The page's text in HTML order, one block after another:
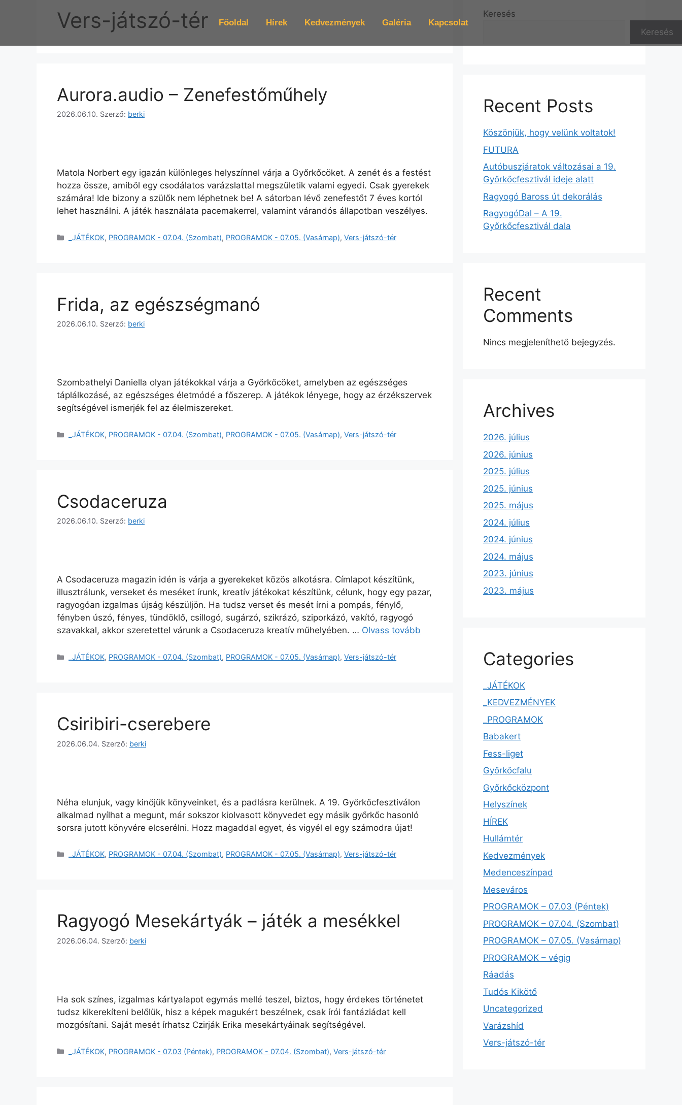
Főoldal Hírek Kedvezmények Galéria Kapcsolat
Vers-játszó-tér
Aurora.audio – Zenefestőműhely
2026.06.10. Szerző: berki
Matola Norbert egy igazán különleges helyszínnel várja a Győrkőcöket. A zenét és a festést
hozza össze, amiből egy csodálatos varázslattal megszületik valami egyedi. Csak gyerekek
számára! Ide bizony a szülők nem léphetnek be! A sátorban lévő zenefestőt 7 éves kortól
lehet használni. A játék használata pacemakerrel, valamint várandós állapotban veszélyes.
_JÁTÉKOK, PROGRAMOK - 07.04. (Szombat), PROGRAMOK - 07.05. (Vasárnap),Vers-játszó-tér
Frida, az egészségmanó
2026.06.10. Szerző: berki
Szombathelyi Daniella olyan játékokkal várja a Győrkőcöket, amelyben az egészséges
táplálkozásé, az egészséges életmódé a főszerep. A játékok lényege, hogy az érzékszervek
segítségével ismerjék fel az élelmiszereket.
_JÁTÉKOK, PROGRAMOK - 07.04. (Szombat), PROGRAMOK - 07.05. (Vasárnap),Vers-játszó-tér
Csodaceruza
2026.06.10. Szerző: berki
A Csodaceruza magazin idén is várja a gyerekeket közös alkotásra. Címlapot készítünk,
illusztrálunk, verseket és meséket írunk, kreatív játékokat készítünk, célunk, hogy egy pazar,
ragyogóan izgalmas újság készüljön. Ha tudsz verset és mesét írni a pompás, fénylő,
fényben úszó, fényes, tündöklő, csillogó, sugárzó, szikrázó, sziporkázó, vakító, ragyogó
szavakkal, akkor szeretettel várunk a Csodaceruza kreatív műhelyében. … Olvass tovább
_JÁTÉKOK, PROGRAMOK - 07.04. (Szombat), PROGRAMOK - 07.05. (Vasárnap),Vers-játszó-tér
Csiribiri-cserebere
2026.06.04. Szerző: berki
Néha elunjuk, vagy kinőjük könyveinket, és a padlásra kerülnek. A 19. Győrkőcfesztiválon
alkalmad nyílhat a megunt, már sokszor kiolvasott könyvedet egy másik győrkőc hasonló
sorsra jutott könyvére elcserélni. Hozz magaddal egyet, és vigyél el egy számodra újat!
_JÁTÉKOK, PROGRAMOK - 07.04. (Szombat), PROGRAMOK - 07.05. (Vasárnap),Vers-játszó-tér
Ragyogó Mesekártyák – játék a mesékkel
2026.06.04. Szerző: berki
Ha sok színes, izgalmas kártyalapot egymás mellé teszel, biztos, hogy érdekes történetet
tudsz kikerekíteni belőlük, hisz a képek magukért beszélnek, csak írói fantáziádat kell
mozgósítani. Saját mesét írhatsz Czirják Erika mesekártyáinak segítségével.
_JÁTÉKOK, PROGRAMOK - 07.03 (Péntek), PROGRAMOK - 07.04. (Szombat),Vers-játszó-tér
Keresés
Keresés
Recent Posts
Köszönjük, hogy velünk voltatok!
FUTURA
Autóbuszjáratok változásai a 19.
Győrkőcfesztivál ideje alatt
Ragyogó Baross út dekorálás
RagyogóDal – A 19.
Győrkőcfesztivál dala
Recent
Comments
Nincs megjeleníthető bejegyzés.
Archives
2026. július
2026. június
2025. július
2025. június
2025. május
2024. július
2024. június
2024. május
2023. június
2023. május
Categories
_JÁTÉKOK
_KEDVEZMÉNYEK
_PROGRAMOK
Babakert
Fess-liget
Győrkőcfalu
Győrkőcközpont
Helyszínek
HÍREK
Hullámtér
Kedvezmények
Medenceszínpad
Meseváros
PROGRAMOK – 07.03 (Péntek)
PROGRAMOK – 07.04. (Szombat)
PROGRAMOK – 07.05. (Vasárnap)
PROGRAMOK – végig
Ráadás
Tudós Kikötő
Uncategorized
Varázshíd
Vers-játszó-tér